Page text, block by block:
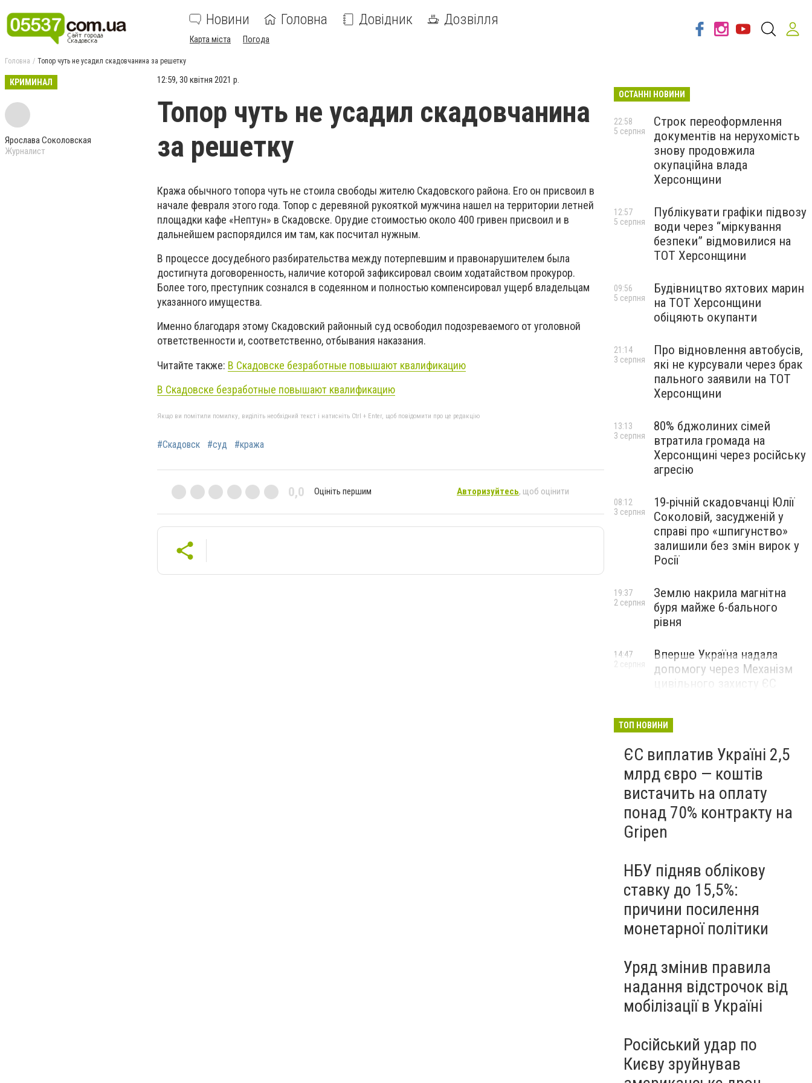
Новини Головна Довідник Дозвілля
Карта міста Погода
Головна Топор чуть не усадил скадовчанина за решетку
КРИМИНАЛ
Ярослава Соколовская
Журналист
12:59, 30 квітня 2021 р.
Топор чуть не усадил скадовчанина
за решетку
Кража обычного топора чуть не стоила свободы жителю Скадовского района. Его он присвоил в
начале февраля этого года. Топор с деревяной рукояткой мужчина нашел на территории летней
площадки кафе «Нептун» в Скадовске. Орудие стоимостью около 400 гривен присвоил и в
дальнейшем распорядился им там, как посчитал нужным.
В процессе досудебного разбирательства между потерпевшим и правонарушителем была
достигнута договоренность, наличие которой зафиксировал своим ходатайством прокурор.
Более того, преступник сознался в содеянном и полностью компенсировал ущерб владельцам
указанного имущества.
Именно благодаря этому Скадовский районный суд освободил подозреваемого от уголовной
ответственности и, соответственно, отбывания наказания.
Читайте также: В Скадовске безработные повышают квалификацию
В Скадовске безработные повышают квалификацию
Якщо ви помітили помилку, виділіть необхідний текст і натисніть Ctrl + Enter, щоб повідомити про це редакцію
#Скадовск #суд #кража
0,0 Оцініть першим Авторизуйтесь, щоб оцінити
ОСТАННІ НОВИНИ
Строк переоформлення
документів на нерухомість
знову продовжила
окупаційна влада
Херсонщини
22:58
5 серпня
Публікувати графіки підвозу
води через “міркування
безпеки” відмовилися на
ТОТ Херсонщини
12:57
5 серпня
Будівництво яхтових марин
на ТОТ Херсонщини
обіцяють окупанти
09:56
5 серпня
Про відновлення автобусів,
які не курсували через брак
пального заявили на ТОТ
Херсонщини
21:14
3 серпня
80% бджолиних сімей
втратила громада на
Херсонщині через російську
агресію
13:13
3 серпня
19-річній скадовчанці Юлії
Соколовій, засудженій у
справі про «шпигунство»
залишили без змін вирок у
Росії
08:12
3 серпня
Землю накрила магнітна
буря майже 6-бального
рівня
19:37
2 серпня
Вперше Україна надала
допомогу через Механізм
цивільного захисту ЄС
14:47
2 серпня
ТОП НОВИНИ
ЄС виплатив Україні 2,5
млрд євро — коштів
вистачить на оплату
понад 70% контракту на
Gripen
НБУ підняв облікову
ставку до 15,5%:
причини посилення
монетарної політики
Уряд змінив правила
надання відстрочок від
мобілізації в Україні
Російський удар по
Києву зруйнував